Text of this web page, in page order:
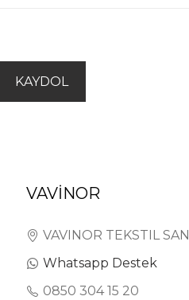
KAYDOL
VAVİNOR
VAVINOR TEKSTIL
Whatsapp Destek
0850 304 15 20